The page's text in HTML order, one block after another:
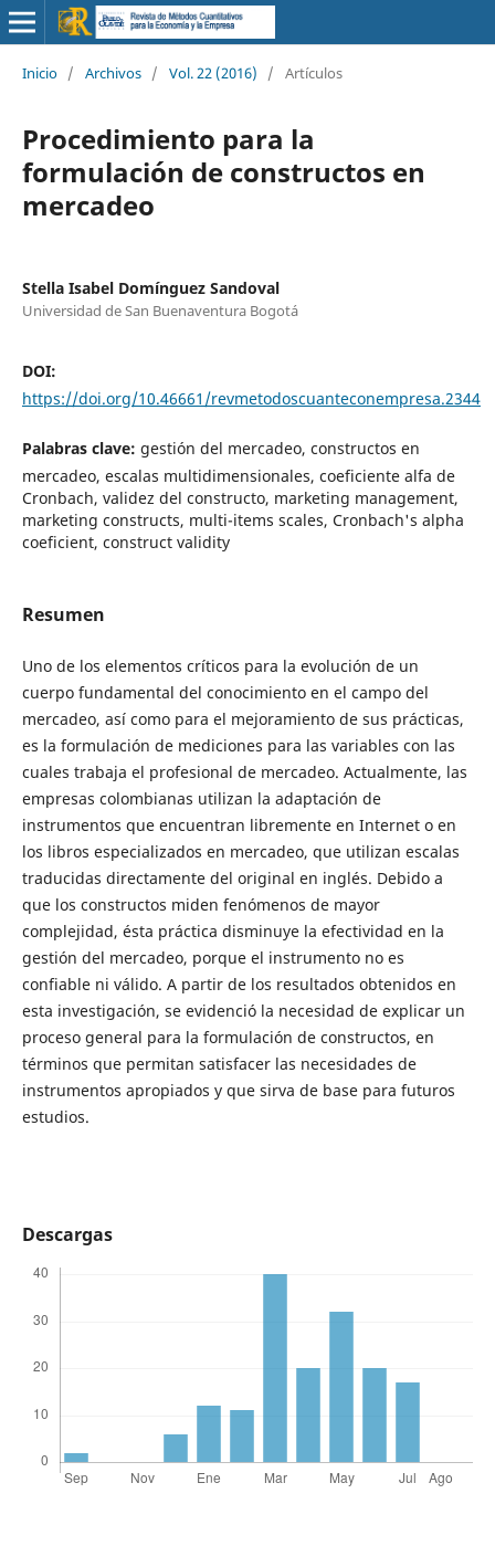
Inicio / Archivos / Vol. 22 (2016) / Artículos
Procedimiento para la
formulación de constructos en
mercadeo
Stella Isabel Domínguez Sandoval
Universidad de San Buenaventura Bogotá
DOI:
https://doi.org/10.46661/revmetodoscuanteconempresa.2344
Palabras clave: gestión del mercadeo, constructos en
mercadeo, escalas multidimensionales, coeficiente alfa de
Cronbach, validez del constructo, marketing management,
marketing constructs, multi-items scales, Cronbach's alpha
coeficient, construct validity
Resumen
Uno de los elementos críticos para la evolución de un
cuerpo fundamental del conocimiento en el campo del
mercadeo, así como para el mejoramiento de sus prácticas,
es la formulación de mediciones para las variables con las
cuales trabaja el profesional de mercadeo. Actualmente, las
empresas colombianas utilizan la adaptación de
instrumentos que encuentran libremente en Internet o en
los libros especializados en mercadeo, que utilizan escalas
traducidas directamente del original en inglés. Debido a
que los constructos miden fenómenos de mayor
complejidad, ésta práctica disminuye la efectividad en la
gestión del mercadeo, porque el instrumento no es
confiable ni válido. A partir de los resultados obtenidos en
esta investigación, se evidenció la necesidad de explicar un
proceso general para la formulación de constructos, en
términos que permitan satisfacer las necesidades de
instrumentos apropiados y que sirva de base para futuros
estudios.
Descargas